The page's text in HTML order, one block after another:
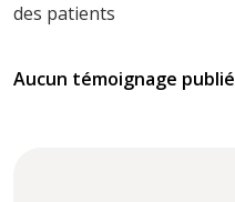
des patients
Aucun témoignage publié